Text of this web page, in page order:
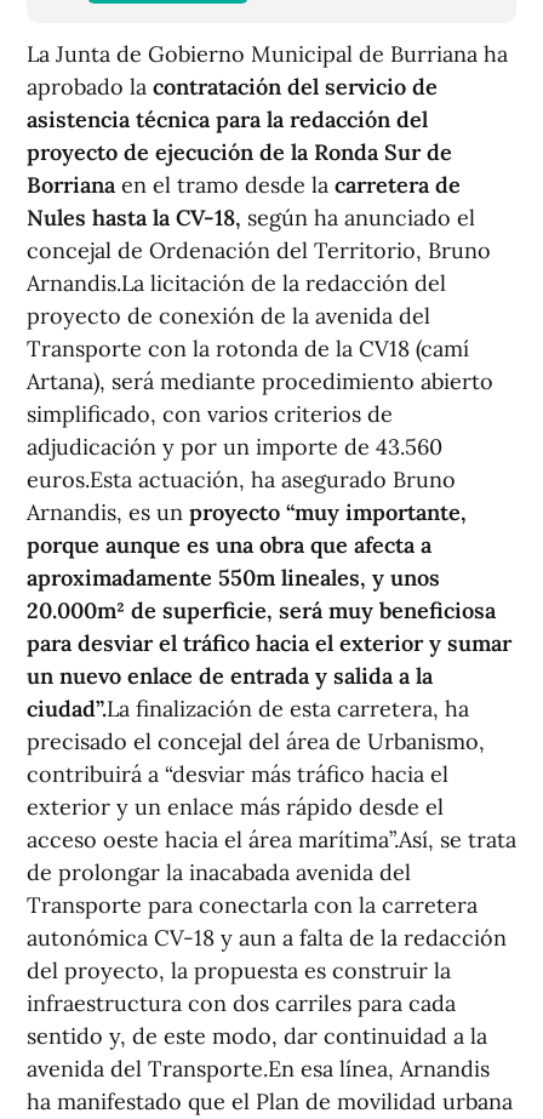
La Junta de Gobierno Municipal de Burriana ha
aprobado la contratación del servicio de
asistencia técnica para la redacción del
proyecto de ejecución de la Ronda Sur de
Borriana en el tramo desde la carretera de
Nules hasta la CV-18, según ha anunciado el
concejal de Ordenación del Territorio, Bruno
Arnandis.La licitación de la redacción del
proyecto de conexión de la avenida del
Transporte con la rotonda de la CV18 (camí
Artana), será mediante procedimiento abierto
simplificado, con varios criterios de
adjudicación y por un importe de 43.560
euros.Esta actuación, ha asegurado Bruno
Arnandis, es un proyecto “muy importante,
porque aunque es una obra que afecta a
aproximadamente 550m lineales, y unos
20.000m² de superficie, será muy beneficiosa
para desviar el tráfico hacia el exterior y sumar
un nuevo enlace de entrada y salida a la
ciudad”.La finalización de esta carretera, ha
precisado el concejal del área de Urbanismo,
contribuirá a “desviar más tráfico hacia el
exterior y un enlace más rápido desde el
acceso oeste hacia el área marítima”.Así, se trata
de prolongar la inacabada avenida del
Transporte para conectarla con la carretera
autonómica CV-18 y aun a falta de la redacción
del proyecto, la propuesta es construir la
infraestructura con dos carriles para cada
sentido y, de este modo, dar continuidad a la
avenida del Transporte.En esa línea, Arnandis
ha manifestado que el Plan de movilidad urbana